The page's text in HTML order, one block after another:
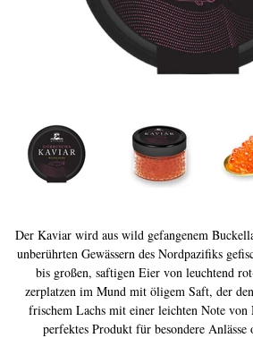
Geschichte des
Verkostung von
CITES
Hochzeit
Firmen Events
Der Kaviar wird aus wild gefangenem
unberührten Gewässern des Nordpazifiks
bis großen, saftigen Eier von leuchtend
zerplatzen im Mund mit öligem Saft, der
frischem Lachs mit einer leichten Note von
perfektes Produkt für besondere Anlässe